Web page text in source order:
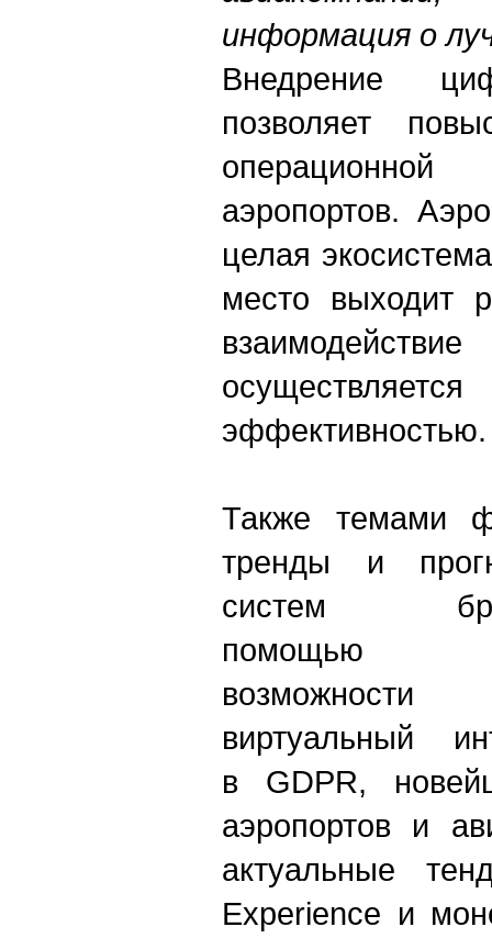
информация о
Внедрение
позволяет
аэропортов.
целая
место выходит
Также темами
тренды и
систем
виртуальный
в GDPR,
аэропортов и
актуальные
Experience и